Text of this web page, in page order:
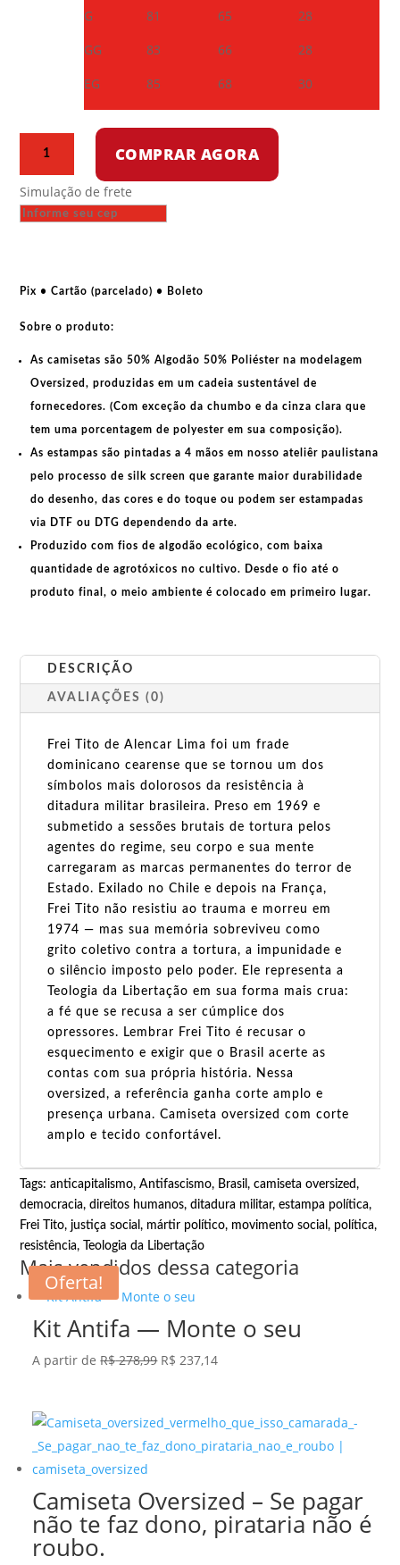
G 81 65
28
GG
83 66
28
EG
85 68 30
Frei
Tito
COMPRAR AGORA
Simulação de frete
Pix • Cartão (parcelado) • Boleto
Sobre o produto:
As camisetas são50% Algodão 50% Poliéster na modelagem
Oversized, produzidas em um cadeia sustentável de
fornecedores. (Com exceção da chumbo e da cinza clara que
tem uma porcentagem de polyester em sua composição).
As estampas são pintadas a 4 mãos em nosso ateliêr paulistana
pelo processo de silk screen que garante maior durabilidade
do desenho, das cores e do toque ou podem ser estampadas
via DTF ou DTG dependendo da arte.
Produzido com fios de algodão ecológico, com baixa
quantidade de agrotóxicos no cultivo. Desde o fio até o
produto final, o meio ambiente é colocado em primeiro lugar.
DESCRIÇÃO
AVALIAÇÕES (0)
Frei Tito de Alencar Lima foi um frade
dominicano cearense que se tornou um dos
símbolos mais dolorosos da resistência à
ditadura militar brasileira. Preso em 1969 e
submetido a sessões brutais de tortura pelos
agentes do regime, seu corpo e sua mente
carregaram as marcas permanentes do terror de
Estado. Exilado no Chile e depois na França,
Frei Tito não resistiu ao trauma e morreu em
1974 — mas sua memória sobreviveu como
grito coletivo contra a tortura, a impunidade e
o silêncio imposto pelo poder. Ele representa a
Teologia da Libertação em sua forma mais crua:
a fé que se recusa a ser cúmplice dos
opressores. Lembrar Frei Tito é recusar o
esquecimento e exigir que o Brasil acerte as
contas com sua própria história. Nessa
oversized, a referência ganha corte amplo e
presença urbana. Camiseta oversized com corte
amplo e tecido confortável.
Tags:anticapitalismo,Antifascismo, Brasil,camiseta oversized,
democracia,direitos humanos,ditadura militar,estampa política,
Frei Tito,justiça social, mártir político, movimento social, política,
resistência,Teologia da Libertação
Mais vendidos dessa categoria
Oferta!
Kit Antifa — Monte o seu
A partir deR$278,99 O
era:
R$ 278,99.
R$ 237,14O
é:
R$ 237,14.
Camiseta Oversized – Se pagar
não te faz dono, pirataria não é
roubo.